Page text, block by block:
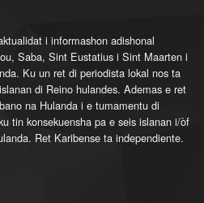
i informashon adishonal
Saba, Sint Eustatius i Sint Maarten i
Ku un ret di periodista lokal nos ta
di Reino hulandes. Ademas e ret
na Hulanda i e tumamentu di
tin konsekuensha pa e seis islanan i/òf
Ret Karibense ta independiente.